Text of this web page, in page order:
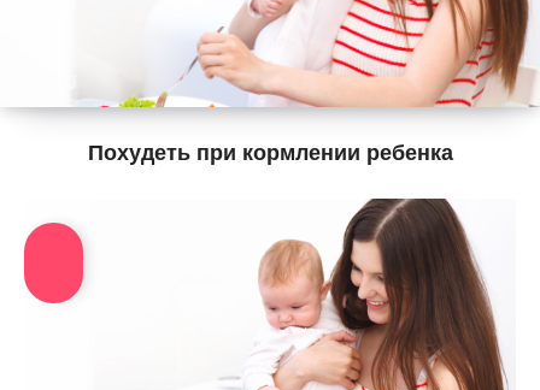
Похудеть при кормлении ребенка